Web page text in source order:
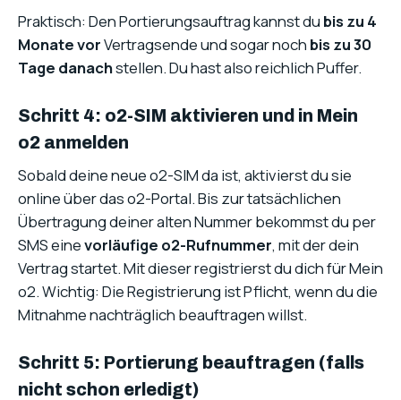
Praktisch: Den Portierungsauftrag kannst du bis zu 4
Monate vorVertragsende und sogar noch bis zu 30
Tage danachstellen. Du hast also reichlich Puffer.
Schritt 4: o2-SIM aktivieren und in Mein
o2 anmelden
Sobald deine neue o2-SIM da ist, aktivierst du sie
online über das o2-Portal. Bis zur tatsächlichen
Übertragung deiner alten Nummer bekommst du per
SMS einevorläufige o2-Rufnummer, mit der dein
Vertrag startet. Mit dieser registrierst du dich für Mein
o2. Wichtig: Die Registrierung ist Pflicht, wenn du die
Mitnahme nachträglich beauftragen willst.
Schritt 5: Portierung beauftragen (falls
nicht schon erledigt)